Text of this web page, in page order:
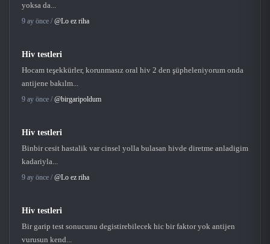
yoksa da...
9 ay önce / @Lo ez riha
Hiv testleri
Hocam teşekkürler, korunmasız oral hiv 2 den şüpheleniyorum onda
antijene bakılm...
9 ay önce / @birgaripoldum
Hiv testleri
Binbir cesit hastalik var cinsel yolla bulasan hivde diretme anladigim
kadariyla...
9 ay önce / @Lo ez riha
Hiv testleri
Bir garip test sonucunu degistirebilecek hic bir faktor yok antijen
vurusun kend...